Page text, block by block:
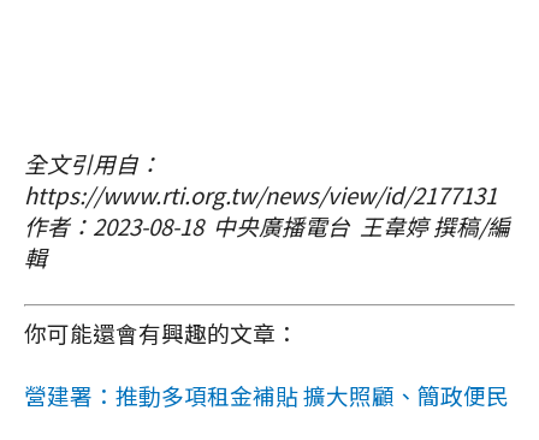
全文引用自：
https://www.rti.org.tw/news/view/id/2177131
作者：2023-08-18 中央廣播電台 王韋婷 撰稿/編
輯
你可能還會有興趣的文章：
營建署：推動多項租金補貼 擴大照顧、簡政便民